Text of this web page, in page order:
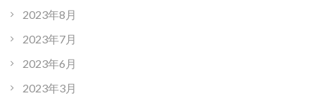
2023年8月
2023年7月
2023年6月
2023年3月